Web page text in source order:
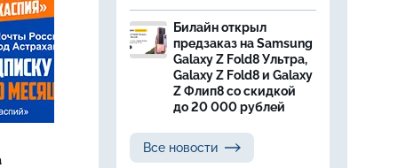
Билайн открыл
предзаказ на Samsung
Galaxy Z Fold8 Ультра,
Galaxy Z Fold8 и Galaxy
Z Флип8 со скидкой
до 20 000 рублей
Все новости